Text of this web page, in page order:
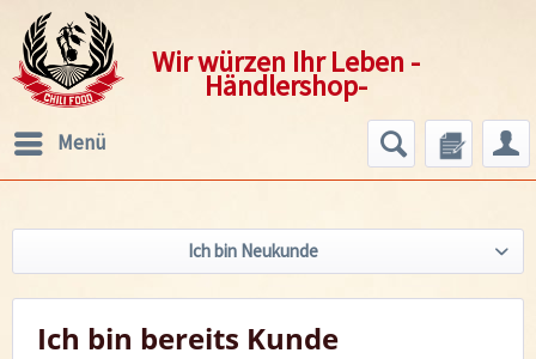
Wir würzen Ihr Leben -
Händlershop-
Menü
Ich bin Neukunde
Ich bin bereits Kunde